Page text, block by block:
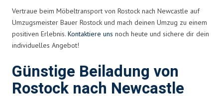
Vertraue beim Möbeltransport von Rostock nach Newcastle auf
Umzugsmeister Bauer Rostock und mach deinen Umzug zu einem
positiven Erlebnis. Kontaktiere uns noch heute und sichere dir dein
individuelles Angebot!
Günstige Beiladung von
Rostock nach Newcastle